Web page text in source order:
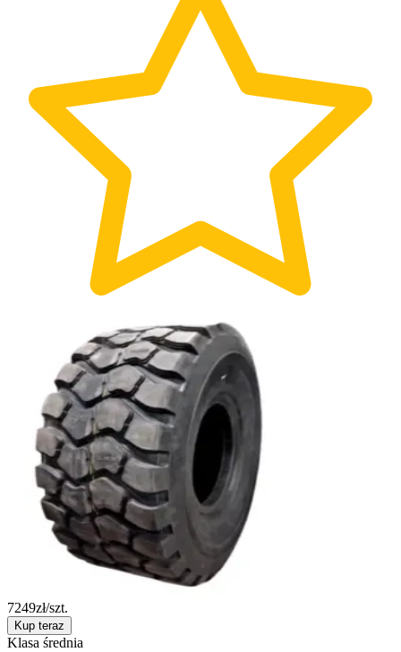
7249zł/szt.
Kup teraz
Klasa średnia